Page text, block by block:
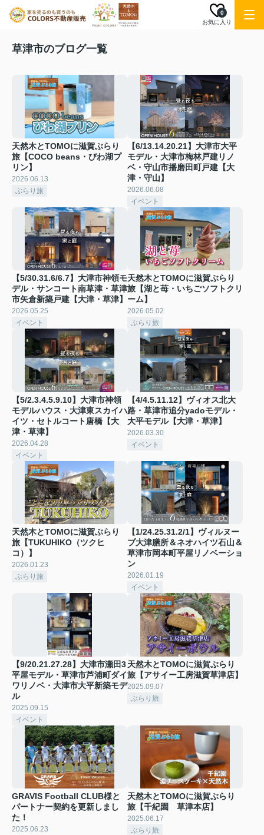
お気に入り
0
草津市のブログ一覧
天然木とTOMOに滋賀ぶらり
旅【COCO beans・びわ湖プ
リン】
2026.06.13
ぶらり旅
【6/13.14.20.21】大津市大平
モデル・大津市梅林戸建リノ
ベ・守山市播磨田町戸建【大
津・守山】
2026.06.08
イベント
【5/30.31.6/6.7】大津市神領モ
デル・サンコート南草津・草津
市矢倉新築戸建【大津・草津】
2026.05.25
イベント
天然木とTOMOに滋賀ぶらり
旅【湖と苺・いちごソフトクリ
ーム】
2026.05.02
ぶらり旅
【5/2.3.4.5.9.10】大津市神領
モデルハウス・大津東スカイハ
イツ・セトルコート唐橋【大
津・草津】
2026.04.28
イベント
【4/4.5.11.12】ヴィオス北大
路・草津市追分yadoモデル・
大平モデル【大津・草津】
2026.03.30
イベント
天然木とTOMOに滋賀ぶらり
旅【TUKUHIKO（ツクヒ
コ）】
2026.01.23
ぶらり旅
【1/24.25.31.2/1】ヴィルヌー
ブ大津膳所＆ネオハイツ石山＆
草津市岡本町平屋リノベーショ
ン
2026.01.19
イベント
【9/20.21.27.28】大津市瀬田3
平屋モデル・草津市芦浦町ダイ
ワリノベ・大津市大平新築モデ
ル
2025.09.15
イベント
天然木とTOMOに滋賀ぶらり
旅【アサイー工房滋賀草津店】
2025.09.07
ぶらり旅
GRAVIS Football CLUB様と
パートナー契約を更新しまし
た！
2025.06.23
天然木とTOMOに滋賀ぶらり
旅【千紀園 草津本店】
2025.06.17
ぶらり旅